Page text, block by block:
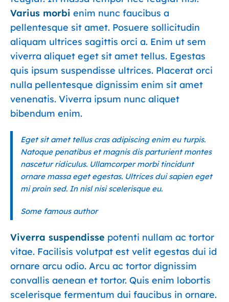
Varius morbi enim nunc faucibus a
pellentesque sit amet. Posuere sollicitudin
aliquam ultrices sagittis orci a. Enim ut sem
viverra aliquet eget sit amet tellus. Egestas
quis ipsum suspendisse ultrices. Placerat orci
nulla pellentesque dignissim enim sit amet
venenatis. Viverra ipsum nunc aliquet
bibendum enim.
Eget sit amet tellus cras adipiscing enim eu turpis.
Natoque penatibus et magnis dis parturient montes
nascetur ridiculus. Ullamcorper morbi tincidunt
ornare massa eget egestas. Ultrices dui sapien eget
mi proin sed. In nisl nisi scelerisque eu.
Some famous author
Viverra suspendisse potenti nullam ac tortor
vitae. Facilisis volutpat est velit egestas dui id
ornare arcu odio. Arcu ac tortor dignissim
convallis aenean et tortor. Quis enim lobortis
scelerisque fermentum dui faucibus in ornare.